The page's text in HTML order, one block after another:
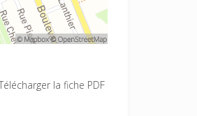
la fiche PDF